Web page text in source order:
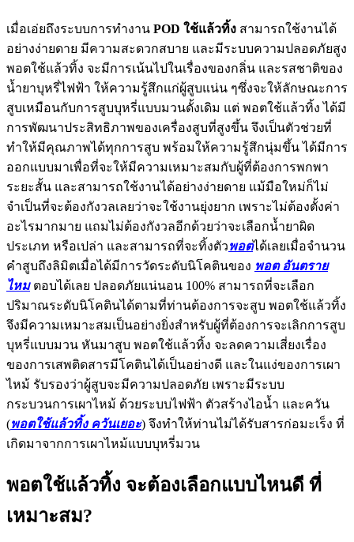
เมื่อเอ่ยถึงระบบการทำงาน POD ใช้แล้วทิ้ง สามารถใช้งานได้
อย่างง่ายดาย มีความสะดวกสบาย และมีระบบความปลอดภัยสูง
พอตใช้แล้วทิ้ง จะมีการเน้นไปในเรื่องของกลิ่น และรสชาติของ
น้ำยาบุหรี่ไฟฟ้า ให้ความรู้สึกแก่ผู้สูบแน่น ๆซึ่งจะให้ลักษณะการ
สูบเหมือนกับการสูบบุหรี่แบบมวนดั้งเดิม แต่ พอตใช้แล้วทิ้ง ได้มี
การพัฒนาประสิทธิภาพของเครื่องสูบที่สูงขึ้น จึงเป็นตัวช่วยที่
ทำให้มีคุณภาพได้ทุกการสูบ พร้อมให้ความรู้สึกนุ่มขึ้น ได้มีการ
ออกแบบมาเพื่อที่จะให้มีความเหมาะสมกับผู้ที่ต้องการพกพา
ระยะสั้น และสามารถใช้งานได้อย่างง่ายดาย แม้มือใหม่ก็ไม่
จำเป็นที่จะต้องกังวลเลยว่าจะใช้งานยุ่งยาก เพราะไม่ต้องตั้งค่า
อะไรมากมาย แถมไม่ต้องกังวลอีกด้วยว่าจะเลือกน้ำยาผิด
ประเภท หรือเปล่า และสามารถที่จะทิ้งตัวพอตได้เลยเมื่อจำนวน
คำสูบถึงลิมิตเมื่อได้มีการวัดระดับนิโคตินของ พอต อันตราย
ไหม ตอบได้เลย ปลอดภัยแน่นอน 100% สามารถที่จะเลือก
ปริมาณระดับนิโคตินได้ตามที่ท่านต้องการจะสูบ พอตใช้แล้วทิ้ง
จึงมีความเหมาะสมเป็นอย่างยิ่งสำหรับผู้ที่ต้องการจะเลิกการสูบ
บุหรี่แบบมวน หันมาสูบ พอตใช้แล้วทิ้ง จะลดความเสี่ยงเรื่อง
ของการเสพติดสารมีโคตินได้เป็นอย่างดี และในแง่ของการเผา
ไหม้ รับรองว่าผู้สูบจะมีความปลอดภัย เพราะมีระบบ
กระบวนการเผาไหม้ ด้วยระบบไฟฟ้า ตัวสร้างไอน้ำ และควัน
(พอตใช้แล้วทิ้ง ควันเยอะ) จึงทำให้ท่านไม่ได้รับสารก่อมะเร็ง ที่
เกิดมาจากการเผาไหม้แบบบุหรี่มวน
พอตใช้แล้วทิ้ง จะต้องเลือกแบบไหนดี ที่
เหมาะสม?